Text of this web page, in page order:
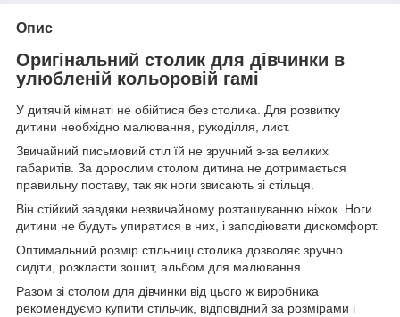
Опис
Оригінальний столик для дівчинки в
улюбленій кольоровій гамі
У дитячій кімнаті не обійтися без столика. Для розвитку
дитини необхідно малювання, рукоділля, лист.
Звичайний письмовий стіл їй не зручний з-за великих
габаритів. За дорослим столом дитина не дотримається
правильну поставу, так як ноги звисають зі стільця.
Він стійкий завдяки незвичайному розташуванню ніжок. Ноги
дитини не будуть упиратися в них, і заподіювати дискомфорт.
Оптимальний розмір стільниці столика дозволяє зручно
сидіти, розкласти зошит, альбом для малювання.
Разом зі столом для дівчинки від цього ж виробника
рекомендуємо купити стільчик, відповідний за розмірами і